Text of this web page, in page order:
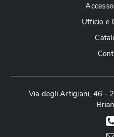
Ufficio e
Via degli Artigiani, 46 -